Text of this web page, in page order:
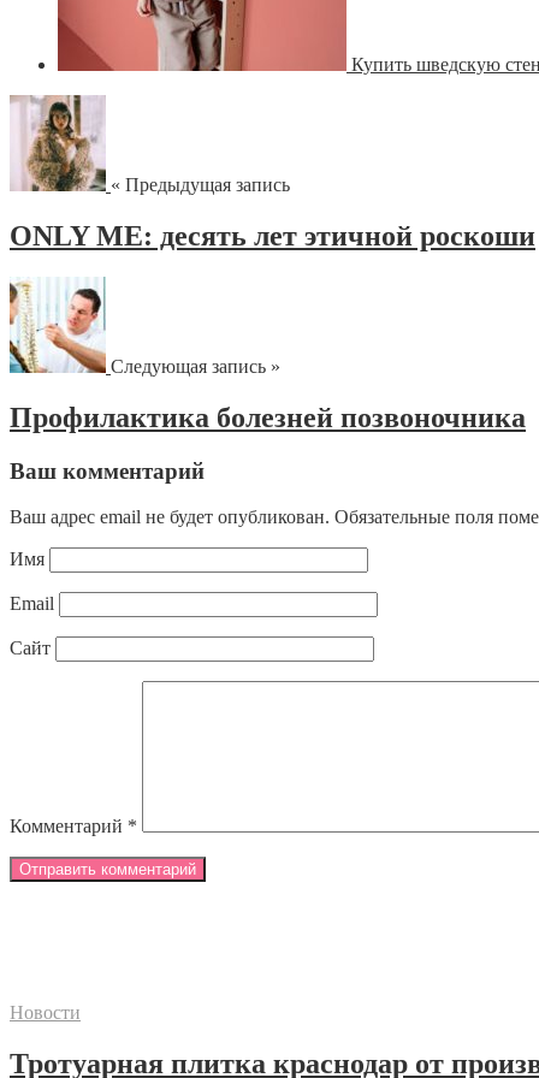
Купить шведскую
« Предыдущая запись
ONLY ME: десять лет этичной роскоши
Следующая запись »
Профилактика болезней позвоночника
Ваш комментарий
Ваш адрес email не будет опубликован. Обязательные поля
Имя
Email
Сайт
Комментарий *
Новости
Тротуарная плитка краснодар от